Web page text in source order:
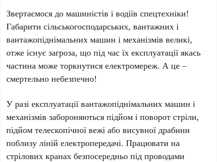
Звертаємося до машиністів і водіїв спецтехніки!
Габарити сільськогосподарських, вантажних і
вантажопіднімальних машин і механізмів великі,
отже існує загроза, що під час їх експлуатації якась
частина може торкнутися електромереж. А це –
смертельно небезпечно!
У разі експлуатації вантажопіднімальних машин і
механізмів забороняються підйом і поворот стріли,
підйом телескопічної вежі або висувної драбини
поблизу ліній електропередачі. Працювати на
стрілових кранах безпосередньо під проводами